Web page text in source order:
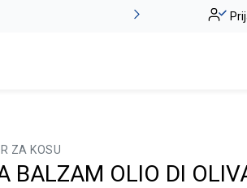
ZA KOSU
BALZAM OLIO DI